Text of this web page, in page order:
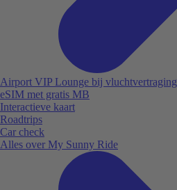
Airport VIP Lounge bij vluchtvertraging
eSIM met gratis MB
Interactieve kaart
Roadtrips
Car check
Alles over My Sunny Ride